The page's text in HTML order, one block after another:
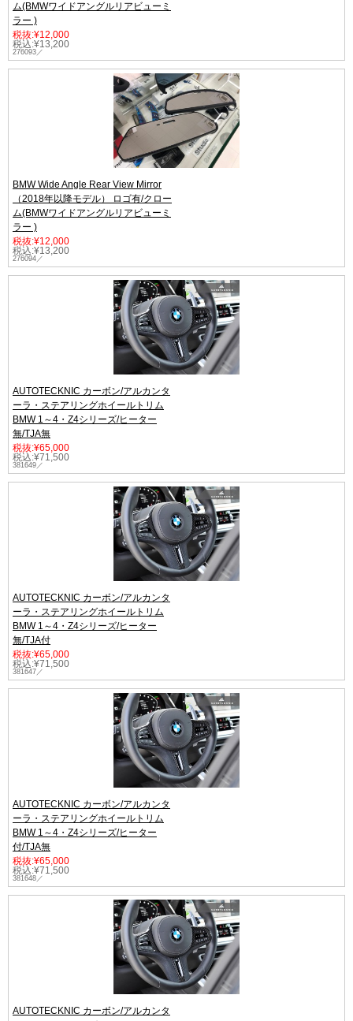
ム(BMWワイドアングルリアビューミ
ラー )
税抜:¥12,000
税込:¥13,200
276093／
BMW Wide Angle Rear View Mirror
（2018年以降モデル） ロゴ有/クロー
ム(BMWワイドアングルリアビューミ
ラー )
税抜:¥12,000
税込:¥13,200
276094／
AUTOTECKNIC カーボン/アルカンタ
ーラ・ステアリングホイールトリム
BMW 1～4・Z4シリーズ/ヒーター
無/TJA無
税抜:¥65,000
税込:¥71,500
381649／
AUTOTECKNIC カーボン/アルカンタ
ーラ・ステアリングホイールトリム
BMW 1～4・Z4シリーズ/ヒーター
無/TJA付
税抜:¥65,000
税込:¥71,500
381647／
AUTOTECKNIC カーボン/アルカンタ
ーラ・ステアリングホイールトリム
BMW 1～4・Z4シリーズ/ヒーター
付/TJA無
税抜:¥65,000
税込:¥71,500
381648／
AUTOTECKNIC カーボン/アルカンタ